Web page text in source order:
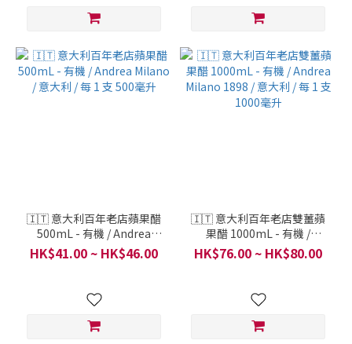
🇮🇹 意大利百年老店蘋果醋
500mL - 有機 / Andrea
Milano / 意大利 / 每 1 支 500
毫升
HK$41.00 ~ HK$46.00
🇮🇹 意大利百年老店雙薑蘋
果醋 1000mL - 有機 /
Andrea Milano 1898 / 意大
利 / 每 1 支 1000毫升
HK$76.00 ~ HK$80.00